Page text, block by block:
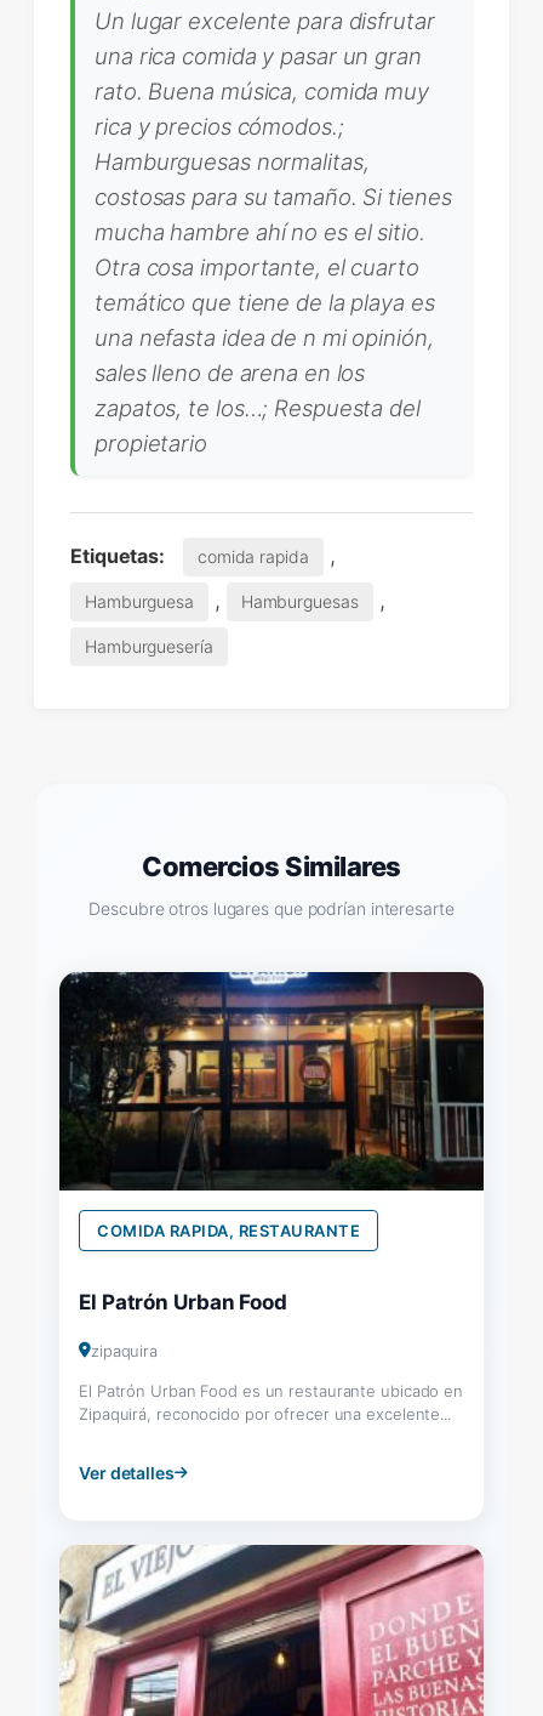
Un lugar excelente para disfrutar
una rica comida y pasar un gran
rato. Buena música, comida muy
rica y precios cómodos.;
Hamburguesas normalitas,
costosas para su tamaño. Si tienes
mucha hambre ahí no es el sitio.
Otra cosa importante, el cuarto
temático que tiene de la playa es
una nefasta idea de n mi opinión,
sales lleno de arena en los
zapatos, te los…; Respuesta del
propietario
Etiquetas: comida rapida ,
Hamburguesa , Hamburguesas ,
Hamburguesería
Comercios Similares
Descubre otros lugares que podrían interesarte
COMIDA RAPIDA, RESTAURANTE
El Patrón Urban Food
zipaquira
El Patrón Urban Food es un restaurante ubicado en
Zipaquirá, reconocido por ofrecer una excelente...
Ver detalles